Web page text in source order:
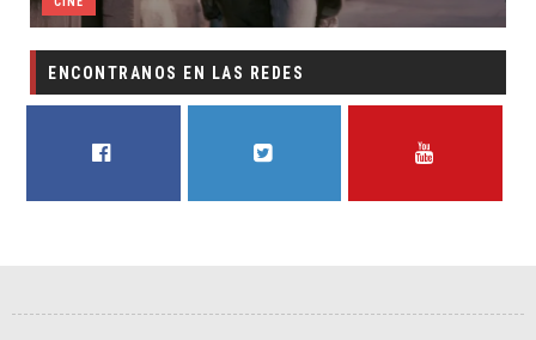
ENCONTRANOS EN LAS REDES